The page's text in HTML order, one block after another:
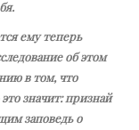
ему теперь
об этом
в том, что
значит: признай
заповедь о